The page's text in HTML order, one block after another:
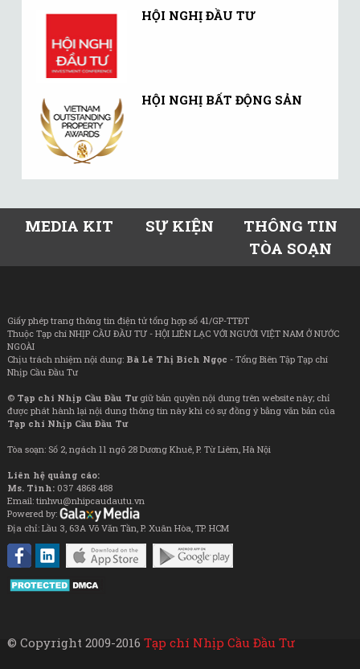
HỘI NGHỊ ĐẦU TƯ
HỘI NGHỊ BẤT ĐỘNG SẢN
MEDIA KIT SỰ KIỆN
THÔNG TIN
TÒA SOẠN
Giấy phép trang thông tin điện tử tổng hợp số 41/GP-TTĐT
Thuộc Tạp chí NHỊP CẦU ĐẦU TƯ - HỘI LIÊN LẠC VỚI NGƯỜI VIỆT NAM Ở NƯỚC
NGOÀI
Chịu trách nhiệm nội dung: Bà Lê Thị Bích Ngọc - Tổng Biên Tập Tạp chí
Nhịp Cầu Đầu Tư
© Tạp chí Nhịp Cầu Đầu Tưgiữ bản quyền nội dung trên website này; chỉ
được phát hành lại nội dung thông tin này khi có sự đồng ý bằng văn bản của
Tạp chí Nhịp Cầu Đầu Tư
Tòa soạn: Số 2, ngách 11 ngõ 28 Dương Khuê, P. Từ Liêm, Hà Nội
Liên hệ quảng cáo:
Ms. Tình: 037 4868 488
Email: tinhvu@nhipcaudautu.vn
Powered by:
Địa chỉ: Lầu 3, 63A Võ Văn Tần, P. Xuân Hòa, TP. HCM
© Copyright 2009-2016 Tạp chí Nhịp Cầu Đầu Tư